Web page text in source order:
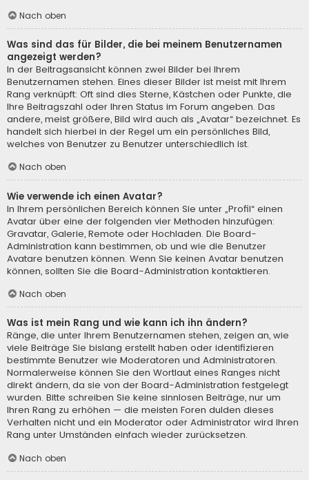
Nach oben
Was sind das für Bilder, die bei meinem Benutzernamen
angezeigt werden?
In der Beitragsansicht können zwei Bilder bei Ihrem
Benutzernamen stehen. Eines dieser Bilder ist meist mit Ihrem
Rang verknüpft: Oft sind dies Sterne, Kästchen oder Punkte, die
Ihre Beitragszahl oder Ihren Status im Forum angeben. Das
andere, meist größere, Bild wird auch als „Avatar“ bezeichnet. Es
handelt sich hierbei in der Regel um ein persönliches Bild,
welches von Benutzer zu Benutzer unterschiedlich ist.
Nach oben
Wie verwende ich einen Avatar?
In Ihrem persönlichen Bereich können Sie unter „Profil“ einen
Avatar über eine der folgenden vier Methoden hinzufügen:
Gravatar, Galerie, Remote oder Hochladen. Die Board-
Administration kann bestimmen, ob und wie die Benutzer
Avatare benutzen können. Wenn Sie keinen Avatar benutzen
können, sollten Sie die Board-Administration kontaktieren.
Nach oben
Was ist mein Rang und wie kann ich ihn ändern?
Ränge, die unter Ihrem Benutzernamen stehen, zeigen an, wie
viele Beiträge Sie bislang erstellt haben oder identifizieren
bestimmte Benutzer wie Moderatoren und Administratoren.
Normalerweise können Sie den Wortlaut eines Ranges nicht
direkt ändern, da sie von der Board-Administration festgelegt
wurden. Bitte schreiben Sie keine sinnlosen Beiträge, nur um
Ihren Rang zu erhöhen — die meisten Foren dulden dieses
Verhalten nicht und ein Moderator oder Administrator wird Ihren
Rang unter Umständen einfach wieder zurücksetzen.
Nach oben